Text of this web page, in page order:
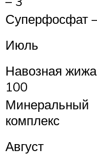
Суперфосфат
Июль
Навозная
100
Минеральный
комплекс
Август